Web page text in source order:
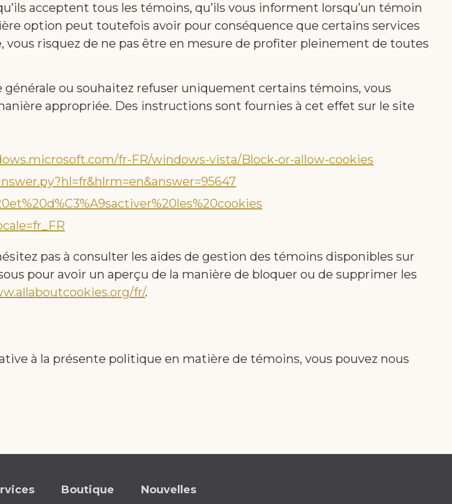
acceptent tous les témoins, qu’ils vous informent lorsqu’un témoin
option peut toutefois avoir pour conséquence que certains services
vous risquez de ne pas être en mesure de profiter pleinement de toutes
ou souhaitez refuser uniquement certains témoins, vous
appropriée. Des instructions sont fournies à cet effet sur le site
fr-FR/windows-vista/Block-or-allow-cookies
pas à consulter les aides de gestion des témoins disponibles sur
pour avoir un aperçu de la manière de bloquer ou de supprimer les
fr/.
à la présente politique en matière de témoins, vous pouvez nous
Boutique Nouvelles